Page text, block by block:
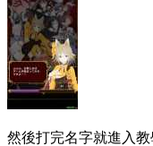
然後打完名字就進入